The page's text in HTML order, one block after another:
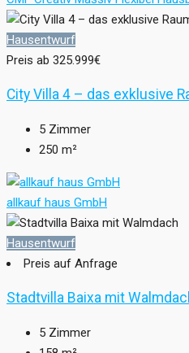
Hausentwurf
Preis ab 325.999€
City Villa 4 – das exklusive
5 Zimmer
250 m²
allkauf haus GmbH
Hausentwurf
Preis auf Anfrage
Stadtvilla Baixa mit
5 Zimmer